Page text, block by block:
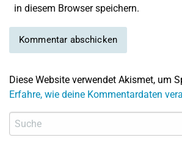
in diesem Browser speichern.
Diese Website verwendet Akismet, um
Erfahre, wie deine Kommentardaten